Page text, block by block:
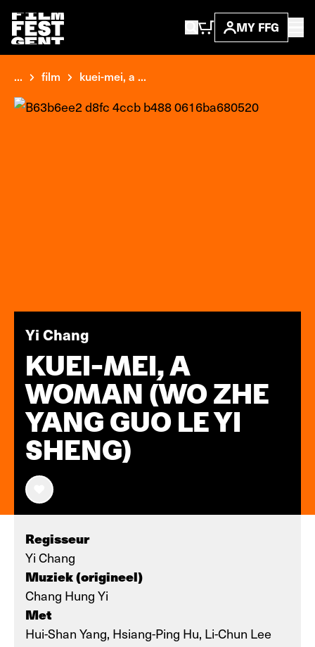
MY FFG
... film kuei-mei, a ...
Yi Chang
KUEI-MEI, A
WOMAN (WO ZHE
YANG GUO LE YI
SHENG)
Regisseur
Yi Chang
Muziek (origineel)
Chang Hung Yi
Met
Hui-Shan Yang, Hsiang-Ping Hu, Li-Chun Lee